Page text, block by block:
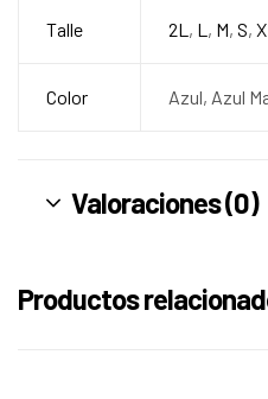
Talle 2L , L , M, S,
Color Azul, Azul
Valoraciones (0)
Productos